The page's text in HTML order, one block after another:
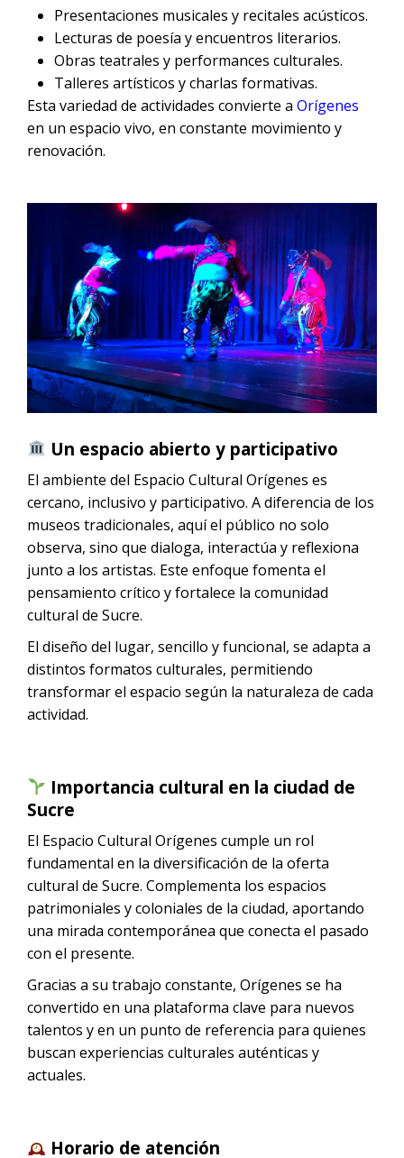
Presentaciones musicales y recitales acústicos.
Lecturas de poesía y encuentros literarios.
Obras teatrales y performances culturales.
Talleres artísticos y charlas formativas.
Esta variedad de actividades convierte a Orígenes
en un espacio vivo, en constante movimiento y
renovación.
Un espacio abierto y participativo
El ambiente del Espacio Cultural Orígenes es
cercano, inclusivo y participativo. A diferencia de los
museos tradicionales, aquí el público no solo
observa, sino que dialoga, interactúa y reflexiona
junto a los artistas. Este enfoque fomenta el
pensamiento crítico y fortalece la comunidad
cultural de Sucre.
El diseño del lugar, sencillo y funcional, se adapta a
distintos formatos culturales, permitiendo
transformar el espacio según la naturaleza de cada
actividad.
Importancia cultural en la ciudad de
Sucre
El Espacio Cultural Orígenes cumple un rol
fundamental en la diversificación de la oferta
cultural de Sucre. Complementa los espacios
patrimoniales y coloniales de la ciudad, aportando
una mirada contemporánea que conecta el pasado
con el presente.
Gracias a su trabajo constante, Orígenes se ha
convertido en una plataforma clave para nuevos
talentos y en un punto de referencia para quienes
buscan experiencias culturales auténticas y
actuales.
Horario de atención